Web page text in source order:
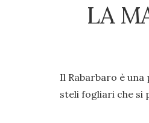
LA
Il Rabarbaro è
steli fogliari che si